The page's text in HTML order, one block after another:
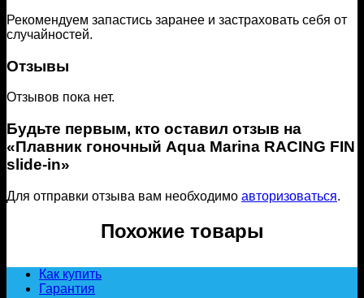
Рекомендуем запастись заранее и застраховать себя от
случайностей.
Отзывы
Отзывов пока нет.
Будьте первым, кто оставил отзыв на
«Плавник гоночный Aqua Marina RACING FIN
slide-in»
Для отправки отзыва вам необходимо авторизоваться.
Похожие товары
Как купить
Гарантия